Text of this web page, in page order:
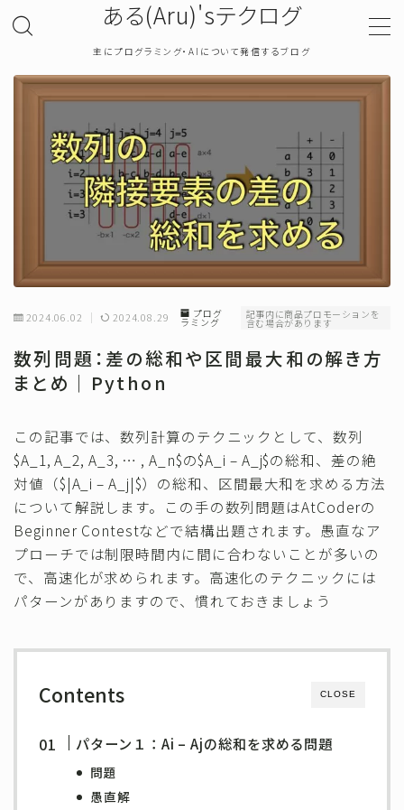
ある(Aru)'sテクログ
主にプログラミング・AIについて発信するブログ
TOP
プライバシーポリシー
お問い合わせ
確率・統計
プログラミング
機械学習
その他
2024.06.02 2024.08.29 プログ
ラミング
記事内に商品プロモーションを
含む場合があります
数列問題：差の総和や区間最大和の解き方
まとめ｜Python
この記事では、数列計算のテクニックとして、数列
$A_1, A_2, A_3, … , A_n$の$A_i – A_j$の総和、差の絶
対値（$|A_i – A_j|$）の総和、区間最大和を求める方法
について解説します。この手の数列問題はAtCoderの
Beginner Contestなどで結構出題されます。愚直なア
プローチでは制限時間内に間に合わないことが多いの
で、高速化が求められます。高速化のテクニックには
パターンがありますので、慣れておきましょう
CLOSE
Contents
パターン１：Ai – Ajの総和を求める問題
問題
愚直解